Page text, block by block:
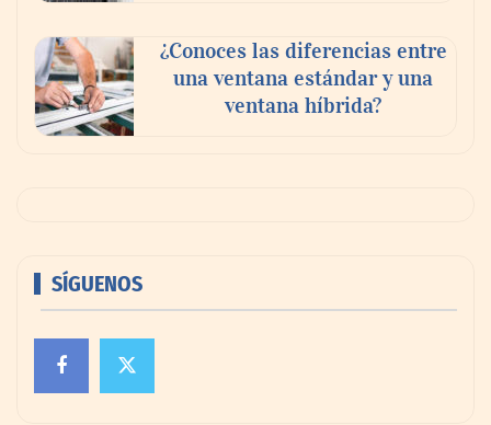
¿Conoces las diferencias entre
una ventana estándar y una
ventana híbrida?
SÍGUENOS